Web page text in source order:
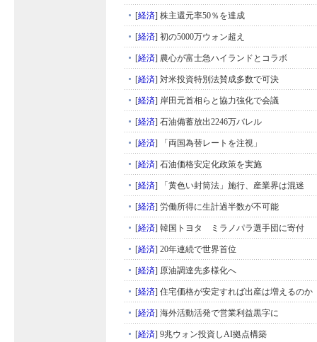
[経済] 株主還元率50％を達成
[経済] 初の5000万ウォン超え
[経済] 農心が富士急ハイランドとコラボ
[経済] 対米投資特別法賛成多数で可決
[経済] 岸田元首相らと協力強化で会議
[経済] 石油備蓄放出2246万バレル
[経済] 「両国為替レートを注視」
[経済] 石油価格安定化政策を実施
[経済] 「黄色い封筒法」施行、産業界は混迷
[経済] 労働所得に生計過半数が不可能
[経済] 韓国トヨタ ミラノパラ選手団に寄付
[経済] 20年連続で世界首位
[経済] 原油調達先多様化へ
[経済] 住宅価格が安定すれば出産は増えるのか
[経済] 海外活動活発で営業利益黒字に
[経済] 9兆ウォン投資しAI拠点構築